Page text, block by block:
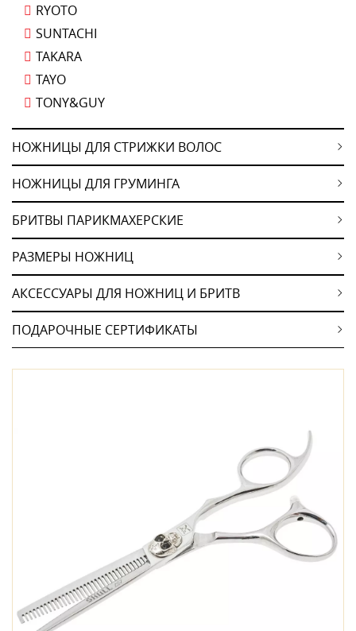
RYOTO
SUNTACHI
TAKARA
TAYO
TONY&GUY
НОЖНИЦЫ ДЛЯ СТРИЖКИ ВОЛОС
НОЖНИЦЫ ДЛЯ ГРУМИНГА
БРИТВЫ ПАРИКМАХЕРСКИЕ
РАЗМЕРЫ НОЖНИЦ
АКСЕССУАРЫ ДЛЯ НОЖНИЦ И БРИТВ
ПОДАРОЧНЫЕ СЕРТИФИКАТЫ